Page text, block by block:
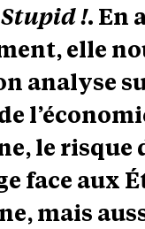
!. En
elle
analyse
le risque
face aux
mais